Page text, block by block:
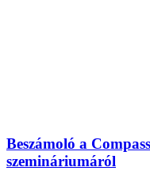
Beszámoló a
szemináriumáról